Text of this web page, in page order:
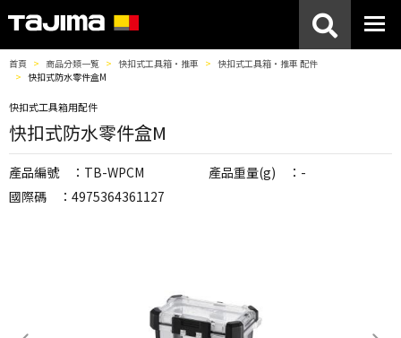
首頁 商品分類一覧 快扣式工具箱・推車
快扣式工具箱・推車 配件
快扣式防水零件盒M
快扣式工具箱用配件
快扣式防水零件盒M
產品編號 ：TB-WPCM
產品重量(g) ：-
國際碼 ：4975364361127